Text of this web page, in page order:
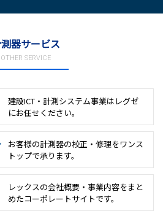
器サービス
OTHER SERVICE
建設ICT・計測システム事業は レグゼ
にお任せください。
お客様の計測器の校正・修理をワンス
トップで承ります。
レックスの会社概要・事業内容をまと
めたコーポレートサイトです。